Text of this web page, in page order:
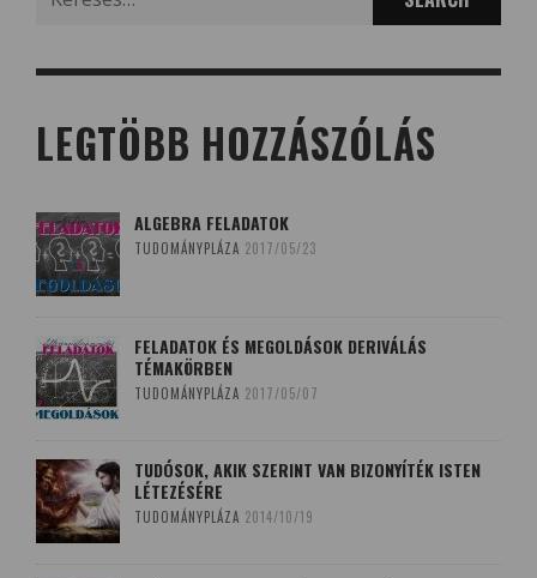
for:
LEGTÖBB HOZZÁSZÓLÁS
ALGEBRA FELADATOK
TUDOMÁNYPLÁZA 2017/05/23
FELADATOK ÉS MEGOLDÁSOK DERIVÁLÁS
TÉMAKÖRBEN
TUDOMÁNYPLÁZA 2017/05/07
TUDÓSOK, AKIK SZERINT VAN BIZONYÍTÉK ISTEN
LÉTEZÉSÉRE
TUDOMÁNYPLÁZA 2014/10/19